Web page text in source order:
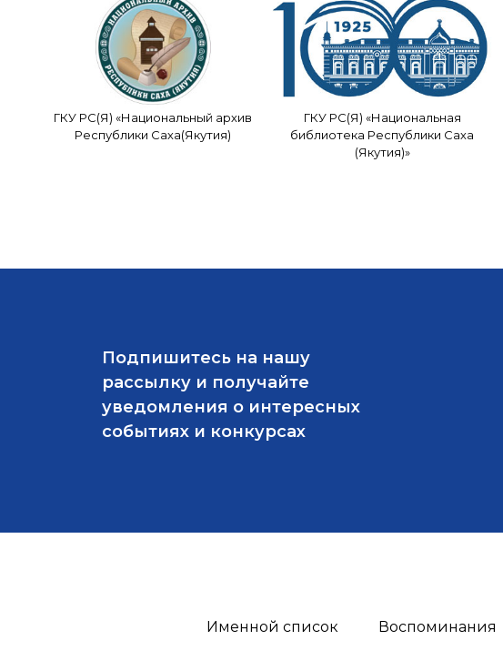
ГКУ РС(Я) «Национальный архив
Республики Саха(Якутия)
ГКУ РС(Я) «Национальная
библиотека Республики Саха
(Якутия)»
Подпишитесь на нашу
рассылку и получайте
уведомления о интересных
событиях и конкурсах
Именной список Воспоминания